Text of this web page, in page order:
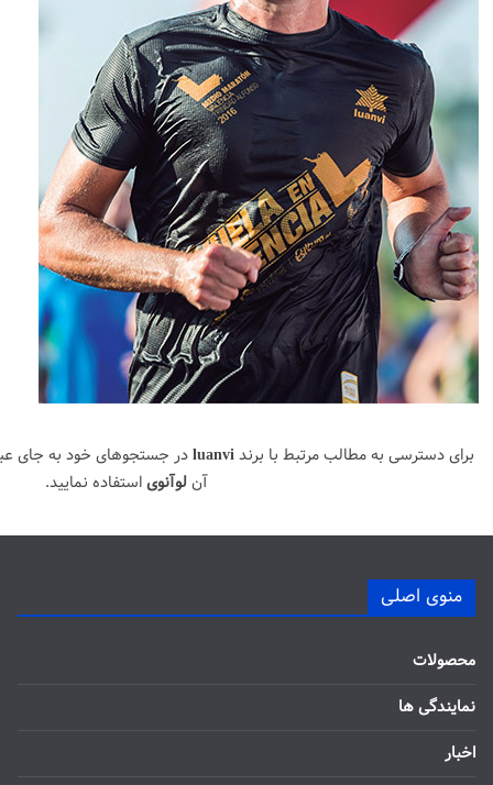
برای دسترسی به مطالب مرتبط با برندluanviدر جستجوهای خود به جای
آن لوآنویاستفاده نمایید.
منوی اصلی
محصولات
نمایندگی ها
اخبار